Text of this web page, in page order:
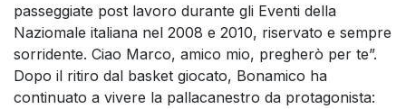
passeggiate post lavoro durante gli Eventi della
Naziomale italiana nel 2008 e 2010, riservato e sempre
sorridente. Ciao Marco, amico mio, pregherò per te”.
Dopo il ritiro dal basket giocato, Bonamico ha
continuato a vivere la pallacanestro da protagonista: